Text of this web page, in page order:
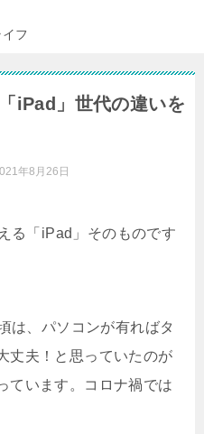
フ
iPad」世代の違いを
年8月26日
る「iPad」そのものです
は、パソコンが有ればタ
丈夫！と思っていたのが
ています。コロナ禍では